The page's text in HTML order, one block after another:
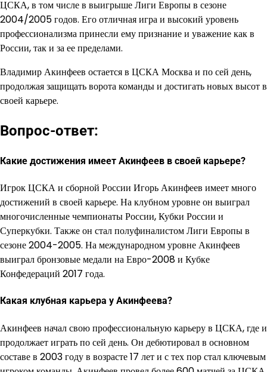
ЦСКА, в том числе в выигрыше Лиги Европы в сезоне
2004/2005 годов. Его отличная игра и высокий уровень
профессионализма принесли ему признание и уважение как в
России, так и за ее пределами.
Владимир Акинфеев остается в ЦСКА Москва и по сей день,
продолжая защищать ворота команды и достигать новых высот в
своей карьере.
Вопрос-ответ:
Какие достижения имеет Акинфеев в своей карьере?
Игрок ЦСКА и сборной России Игорь Акинфеев имеет много
достижений в своей карьере. На клубном уровне он выиграл
многочисленные чемпионаты России, Кубки России и
Суперкубки. Также он стал полуфиналистом Лиги Европы в
сезоне 2004-2005. На международном уровне Акинфеев
выиграл бронзовые медали на Евро-2008 и Кубке
Конфедераций 2017 года.
Какая клубная карьера у Акинфеева?
Акинфеев начал свою профессиональную карьеру в ЦСКА, где и
продолжает играть по сей день. Он дебютировал в основном
составе в 2003 году в возрасте 17 лет и с тех пор стал ключевым